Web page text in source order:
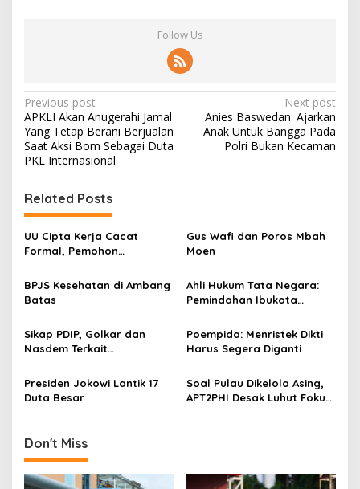
Follow Us
P
o
s
n
a
v
g
a
t
i
o
n
Previous post
APKLI Akan Anugerahi Jamal
Yang Tetap Berani Berjualan
Saat Aksi Bom Sebagai Duta
PKL Internasional
Next post
Anies Baswedan: Ajarkan
Anak Untuk Bangga Pada
Polri Bukan Kecaman
Related Posts
UU Cipta Kerja Cacat
Formal, Pemohon
Sambut Baik Keputusan MK
Gus Wafi dan Poros Mbah
Moen
BPJS Kesehatan di Ambang
Batas
Ahli Hukum Tata Negara:
Pemindahan Ibukota
Persetujuan DPR
Sikap PDIP, Golkar dan
Nasdem Terkait
Inkonstitusional
Poempida: Menristek Dikti
Harus Segera Diganti
Presiden Jokowi Lantik 17
Duta Besar
Soal Pulau Dikelola Asing,
APT2PHI Desak Luhut Fokus
Don't Miss